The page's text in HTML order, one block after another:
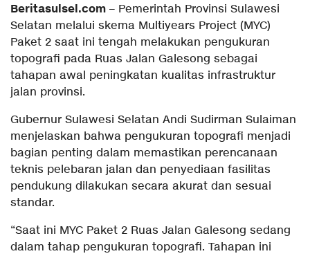
Beritasulsel.com – Pemerintah Provinsi Sulawesi
Selatan melalui skema Multiyears Project (MYC)
Paket 2 saat ini tengah melakukan pengukuran
topografi pada Ruas Jalan Galesong sebagai
tahapan awal peningkatan kualitas infrastruktur
jalan provinsi.
Gubernur Sulawesi Selatan Andi Sudirman Sulaiman
menjelaskan bahwa pengukuran topografi menjadi
bagian penting dalam memastikan perencanaan
teknis pelebaran jalan dan penyediaan fasilitas
pendukung dilakukan secara akurat dan sesuai
standar.
“Saat ini MYC Paket 2 Ruas Jalan Galesong sedang
dalam tahap pengukuran topografi. Tahapan ini